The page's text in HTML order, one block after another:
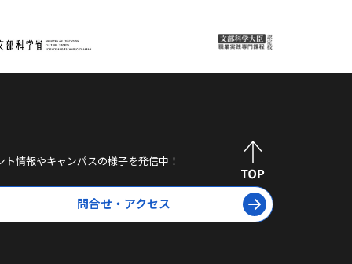
ト情報やキャンパスの様子を発信中！
問合せ・アクセス